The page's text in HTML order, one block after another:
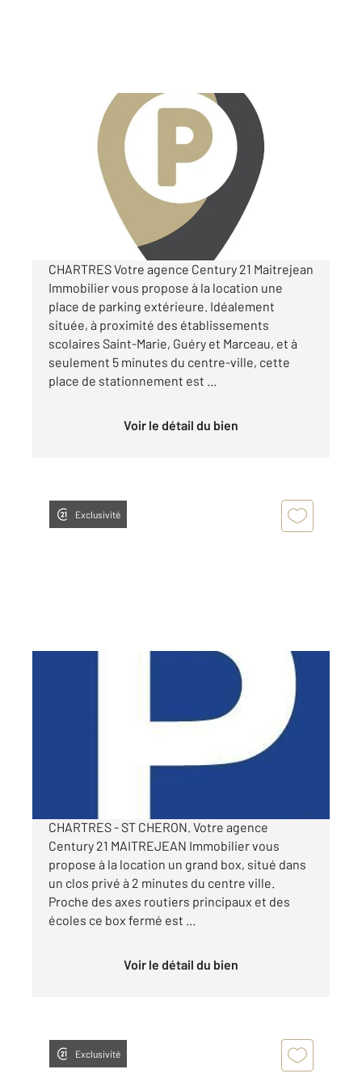
CHARTRES 28
Parking à louer
50 €
par mois charges comprises
CHARTRES Votre agence Century 21 Maitrejean
Immobilier vous propose à la location une
place de parking extérieure. Idéalement
située, à proximité des établissements
scolaires Saint-Marie, Guéry et Marceau, et à
seulement 5 minutes du centre-ville, cette
place de stationnement est ...
Voir le détail du bien
Exclusivité
CHARTRES - ST CHERON. Votre agence
Century 21 MAITREJEAN Immobilier vous
propose à la location un grand box, situé dans
un clos privé à 2 minutes du centre ville.
Proche des axes routiers principaux et des
écoles ce box fermé est ...
Voir le détail du bien
Exclusivité